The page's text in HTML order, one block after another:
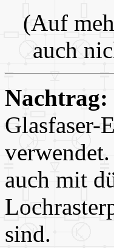
(Auf
auch
Nachtrag:
Glasfaser-
auch mit
sind.